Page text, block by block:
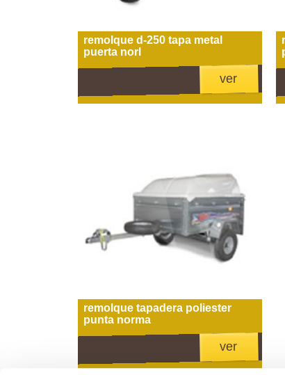
remolque d-250 tapa metal
puerta norl
ver
remolque tapadera poliester
punta norma
ver